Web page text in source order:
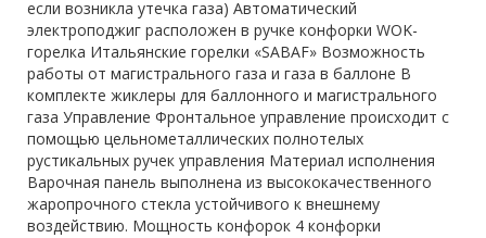
если возникла утечка газа) Автоматический
электроподжиг расположен в ручке конфорки WOK-
горелка Итальянские горелки «SABAF» Возможность
работы от магистрального газа и газа в баллоне В
комплекте жиклеры для баллонного и магистрального
газа Управление Фронтальное управление происходит с
помощью цельнометаллических полнотелых
рустикальных ручек управления Материал исполнения
Варочная панель выполнена из высококачественного
жаропрочного стекла устойчивого к внешнему
воздействию. Мощность конфорок 4 конфорки